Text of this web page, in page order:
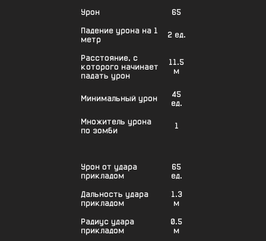
Урон
65
Падение урона на 1
метр
2 ед.
Расстояние, с
которого начинает
падать урон
11.5
м
Минимальный урон
45
ед.
Множитель урона
по зомби
1
Урон от удара
прикладом
65
ед.
Дальность удара
прикладом
1.3
м
Радиус удара
прикладом
0.5
м